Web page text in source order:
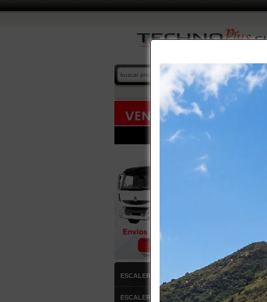
ESCALERAS DE ALUMINIO
ESCALERAS FIBRA DE VIDRIO
Por favor